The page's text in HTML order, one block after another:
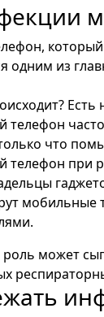
который
одним из
часто
что
при
мобильные
может